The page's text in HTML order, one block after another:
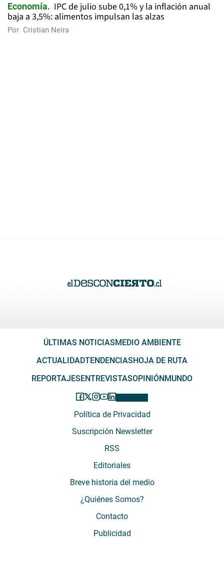
Economía
IPC de julio sube 0,1% y la inflación anual
baja a 3,5%: alimentos impulsan las alzas
Por Cristian Neira
ÚLTIMAS NOTICIAS MEDIO AMBIENTE
ACTUALIDADTENDENCIAS HOJA DE RUTA
REPORTAJES ENTREVISTASOPINIÓN MUNDO
Política de Privacidad
Suscripción Newsletter
RSS
Editoriales
Breve historia del medio
¿Quiénes Somos?
Contacto
Publicidad